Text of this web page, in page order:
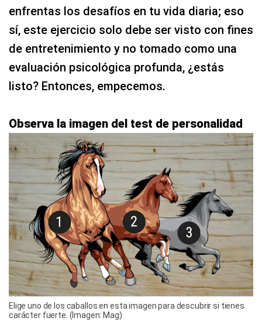
enfrentas los desafíos en tu vida diaria; eso
sí, este ejercicio solo debe ser visto con fines
de entretenimiento y no tomado como una
evaluación psicológica profunda, ¿estás
listo? Entonces, empecemos.
Observa la imagen del test de personalidad
Elige uno de los caballos en esta imagen para descubrir si tienes
carácter fuerte. (Imagen: Mag)